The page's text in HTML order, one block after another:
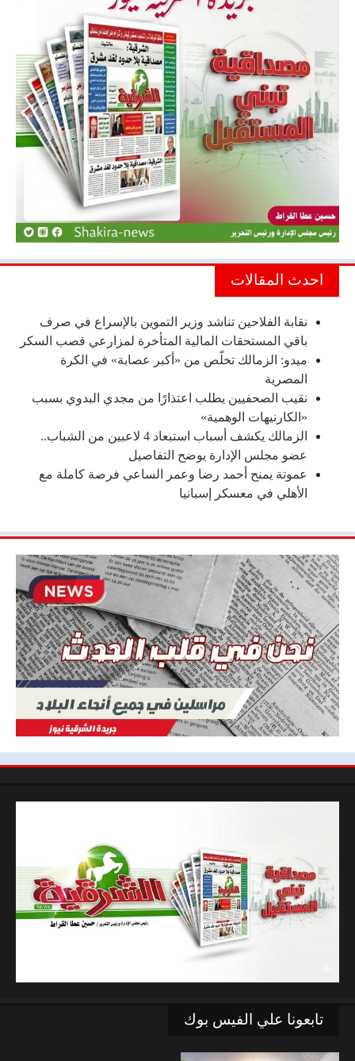
احدث المقالات
نقابة الفلاحين تناشد وزير التموين بالإسراع في صرف
باقي المستحقات المالية المتأخرة لمزارعي قصب السكر
ميدو: الزمالك تخلّص من «أكبر عصابة» في الكرة
المصرية
نقيب الصحفيين يطلب اعتذارًا من مجدي البدوي بسبب
«الكارنيهات الوهمية»
الزمالك يكشف أسباب استبعاد 4 لاعبين من الشباب..
عضو مجلس الإدارة يوضح التفاصيل
عموتة يمنح أحمد رضا وعمر الساعي فرصة كاملة مع
الأهلي في معسكر إسبانيا
تابعونا علي الفيس بوك